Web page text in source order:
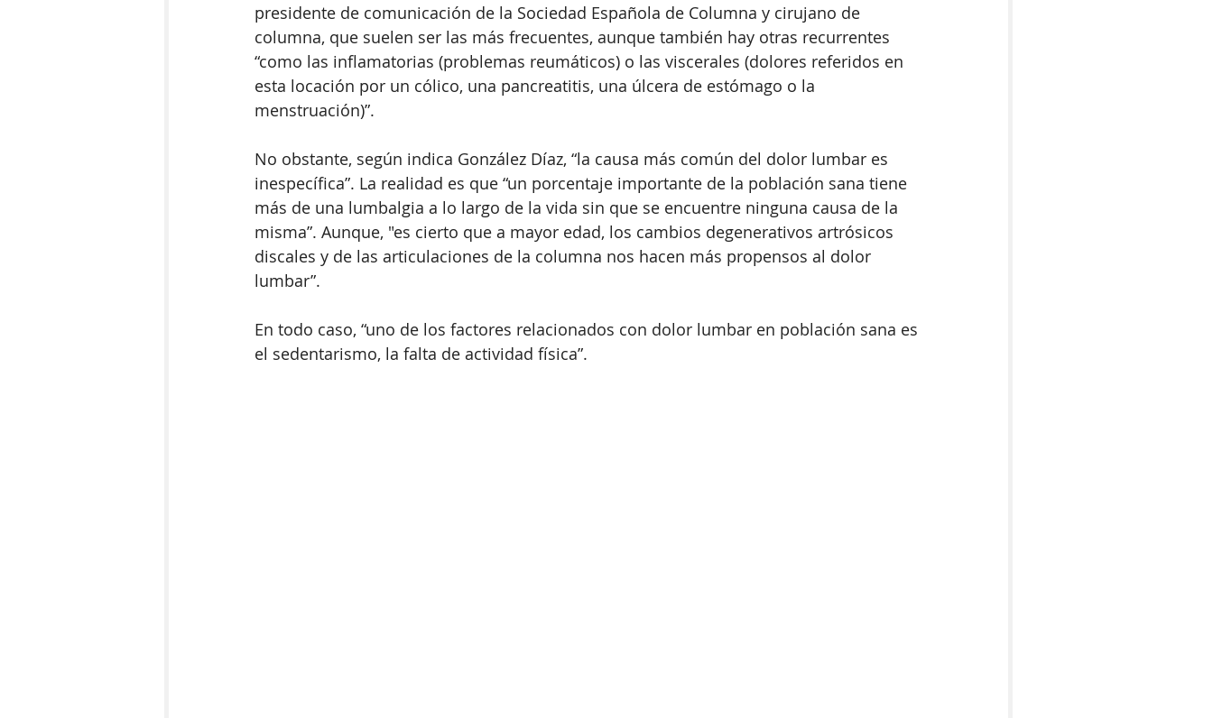
presidente de comunicación de la Sociedad Española de Columna y cirujano de
columna, que suelen ser las más frecuentes, aunque también hay otras recurrentes
“como las inflamatorias (problemas reumáticos) o las viscerales (dolores referidos en
esta locación por un cólico, una pancreatitis, una úlcera de estómago o la
menstruación)”.
No obstante, según indica González Díaz, “la causa más común del dolor lumbar es
inespecífica”. La realidad es que “un porcentaje importante de la población sana tiene
más de una lumbalgia a lo largo de la vida sin que se encuentre ninguna causa de la
misma”. Aunque, "es cierto que a mayor edad, los cambios degenerativos artrósicos
discales y de las articulaciones de la columna nos hacen más propensos al dolor
lumbar”.
En todo caso, “uno de los factores relacionados con dolor lumbar en población sana es
el sedentarismo, la falta de actividad física”.